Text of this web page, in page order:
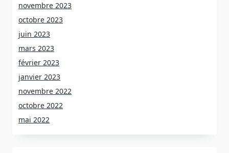
novembre 2023
octobre 2023
juin 2023
mars 2023
février 2023
janvier 2023
novembre 2022
octobre 2022
mai 2022